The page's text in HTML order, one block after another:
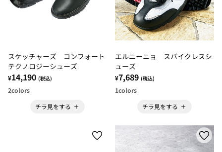
スケッチャーズ コンフォート
テクノロジーシューズ
¥14,190 (税込)
2colors
チラ見をする
エルニーニョ スパイクレスシ
ューズ
¥7,689 (税込)
1colors
チラ見をする